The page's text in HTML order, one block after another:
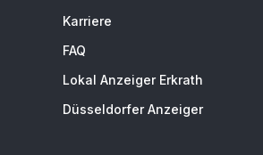
Karriere
FAQ
Lokal Anzeiger Erkrath
Düsseldorfer Anzeiger